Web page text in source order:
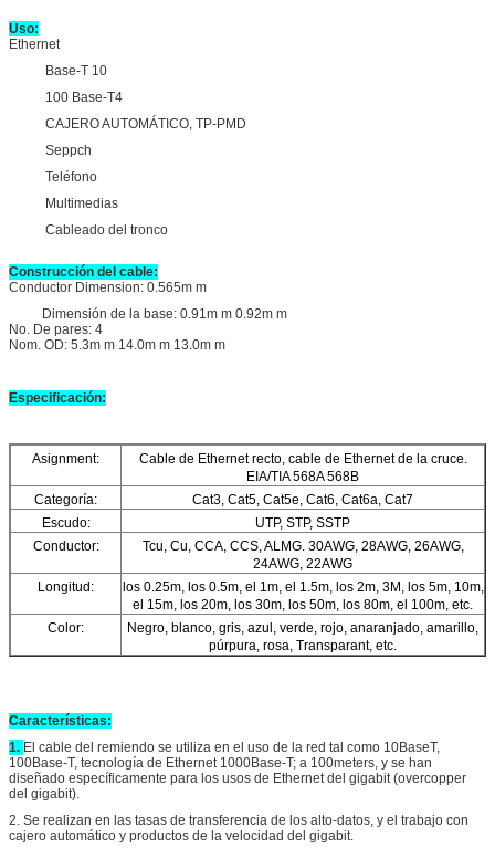
Uso:
Ethernet
Base-T 10
100 Base-T4
CAJERO AUTOMÁTICO, TP-PMD
Seppch
Teléfono
Multimedias
Cableado del tronco
Construcción del cable:
Conductor Dimension: 0.565m m
Dimensión de la base: 0.91m m 0.92m m
No. De pares: 4
Nom. OD: 5.3m m 14.0m m 13.0m m
Especificación:
Asignment:
Cable de Ethernet recto, cable de Ethernet de la cruce.
EIA/TIA 568A 568B
Categoría:
Cat3, Cat5, Cat5e, Cat6, Cat6a, Cat7
Escudo:
UTP, STP, SSTP
Conductor:
Tcu, Cu, CCA, CCS, ALMG. 30AWG, 28AWG, 26AWG,
24AWG, 22AWG
Longitud:
los 0.25m, los 0.5m, el 1m, el 1.5m, los 2m, 3M, los 5m, 10m,
el 15m, los 20m, los 30m, los 50m, los 80m, el 100m, etc.
Color:
Negro, blanco, gris, azul, verde, rojo, anaranjado, amarillo,
púrpura, rosa, Transparant, etc.
Características:
1. El cable del remiendo se utiliza en el uso de la red tal como 10BaseT,
100Base-T, tecnología de Ethernet 1000Base-T; a 100meters, y se han
diseñado específicamente para los usos de Ethernet del gigabit (overcopper
del gigabit).
2. Se realizan en las tasas de transferencia de los alto-datos, y el trabajo con
cajero automático y productos de la velocidad del gigabit.